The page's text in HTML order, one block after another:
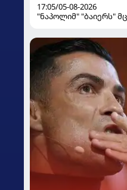
17:05/05-08-2026
"ნაპოლიმ" "ბაიერს"